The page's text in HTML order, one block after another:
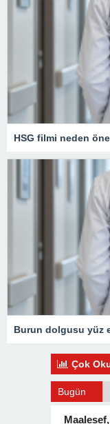
HSG filmi neden
Burun dolgusu yüz
Çok
Bugün